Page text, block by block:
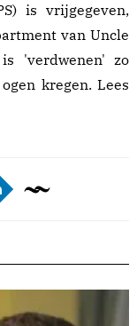
is vrijgegeven,
van Uncle
'verdwenen' zo
kregen. Lees